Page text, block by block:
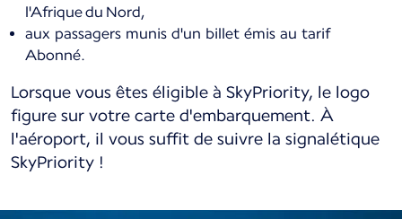
l'Afrique du Nord,
aux passagers munis d'un billet émis au tarif
Abonné.
Lorsque vous êtes éligible à SkyPriority, le logo
figure sur votre carte d'embarquement. À
l'aéroport, il vous suffit de suivre la signalétique
SkyPriority !